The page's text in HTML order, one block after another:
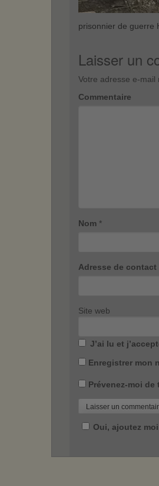
prisonnier de guerre
Laisser un
Votre adresse e-mail
Commentaire
Nom *
Adresse de contact
Site web
J’ai lu et
Enregistrer mon
Prévenez-moi
Oui, ajoutez